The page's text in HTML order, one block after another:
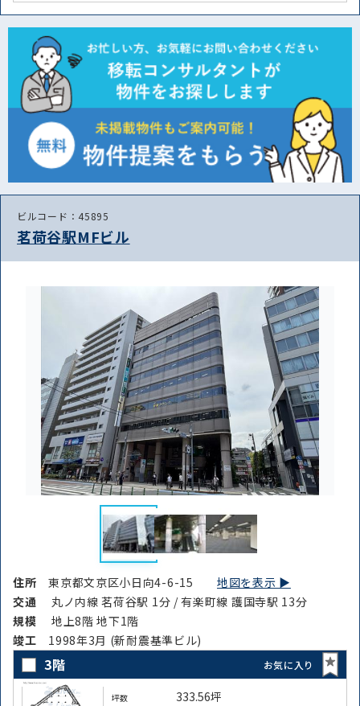
住所
から探す
路線・駅
から探す
条件を絞り込む
ビルコード：45895
茗荷谷駅MFビル
住所東京都文京区小日向4-6-15地図を表示 ▶︎
交通
丸ノ内線 茗荷谷駅 1分 / 有楽町線 護国寺駅 13分
規模
地上8階 地下1階
竣⼯ 1998年3月 (新耐震基準ビル)
3階 お気に入り
坪数 333.56坪